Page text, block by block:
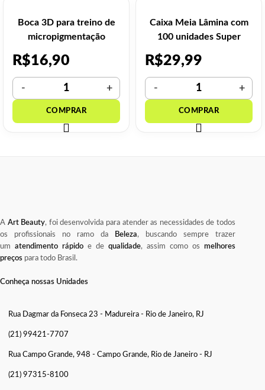
Boca 3D para treino de
micropigmentação
R$16,90
Caixa Meia Lâmina com
100 unidades Super
R$29,99
A Art Beauty, foi desenvolvida para atender as necessidades de todos
os profissionais no ramo da
Beleza, buscando sempre trazer
um atendimento rápido e de qualidade, assim como os melhores
preços para todo Brasil.
Conheça nossas Unidades
Rua Dagmar da Fonseca 23 - Madureira - Rio de Janeiro, RJ
(21) 99421-7707
Rua Campo Grande, 948 - Campo Grande, Rio de Janeiro - RJ
(21) 97315-8100